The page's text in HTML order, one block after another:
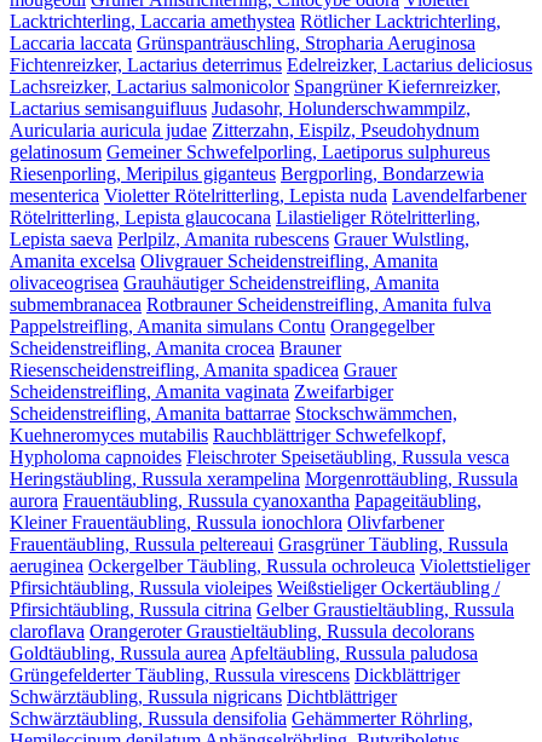
Lacktrichterling, Laccaria amethystea Rötlicher Lacktrichterling,
Laccaria laccata Grünspanträuschling, Stropharia Aeruginosa
Fichtenreizker, Lactarius deterrimus Edelreizker, Lactarius deliciosus
Lachsreizker, Lactarius salmonicolor Spangrüner Kiefernreizker,
Lactarius semisanguifluus Judasohr, Holunderschwammpilz,
Auricularia auricula judae Zitterzahn, Eispilz, Pseudohydnum
gelatinosum Gemeiner Schwefelporling, Laetiporus sulphureus
Riesenporling, Meripilus giganteus Bergporling, Bondarzewia
mesenterica Violetter Rötelritterling, Lepista nuda Lavendelfarbener
Rötelritterling, Lepista glaucocana Lilastieliger Rötelritterling,
Lepista saeva Perlpilz, Amanita rubescens Grauer Wulstling,
Amanita excelsa Olivgrauer Scheidenstreifling, Amanita
olivaceogrisea Grauhäutiger Scheidenstreifling, Amanita
submembranacea Rotbrauner Scheidenstreifling, Amanita fulva
Pappelstreifling, Amanita simulans Contu Orangegelber
Scheidenstreifling, Amanita crocea Brauner
Riesenscheidenstreifling, Amanita spadicea Grauer
Scheidenstreifling, Amanita vaginata Zweifarbiger
Scheidenstreifling, Amanita battarrae Stockschwämmchen,
Kuehneromyces mutabilis Rauchblättriger Schwefelkopf,
Hypholoma capnoides Fleischroter Speisetäubling, Russula vesca
Heringstäubling, Russula xerampelina Morgenrottäubling, Russula
aurora Frauentäubling, Russula cyanoxantha Papageitäubling,
Kleiner Frauentäubling, Russula ionochlora Olivfarbener
Frauentäubling, Russula peltereaui Grasgrüner Täubling, Russula
aeruginea Ockergelber Täubling, Russula ochroleuca Violettstieliger
Pfirsichtäubling, Russula violeipes Weißstieliger Ockertäubling /
Pfirsichtäubling, Russula citrina Gelber Graustieltäubling, Russula
claroflava Orangeroter Graustieltäubling, Russula decolorans
Goldtäubling, Russula aureaApfeltäubling, Russula paludosa
Grüngefelderter Täubling, Russula virescens Dickblättriger
Schwärztäubling, Russula nigricans Dichtblättriger
Schwärztäubling, Russula densifolia Gehämmerter Röhrling,